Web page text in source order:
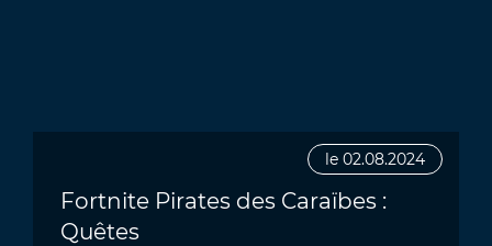
Fortnite Pirates des Caraïbes :
Quêtes
le 02.08.2024